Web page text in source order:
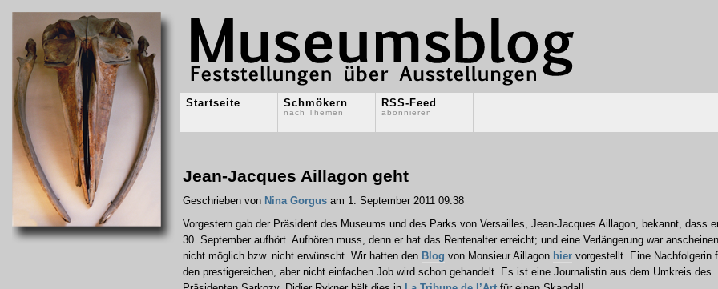
Startseite Schmökern
nach Themen
RSS-Feed
abonnieren
Jean-Jacques Aillagon geht
Geschrieben von Nina Gorgus am 1. September 2011 09:38
Vorgestern gab der Präsident des Museums und des Parks von Versailles, Jean-Jacques Aillagon, bekannt, dass
30. September aufhört. Aufhören muss, denn er hat das Rentenalter erreicht; und eine Verlängerung war
nicht möglich bzw. nicht erwünscht. Wir hatten den Blog von Monsieur Aillagon hier vorgestellt. Eine Nachfolgerin
den prestigereichen, aber nicht einfachen Job wird schon gehandelt. Es ist eine Journalistin aus dem Umkreis des